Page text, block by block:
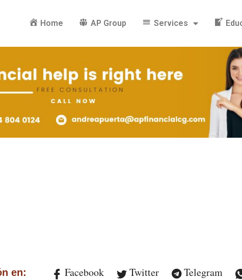
Home AP Group Services
en: Facebook Twitter Telegram